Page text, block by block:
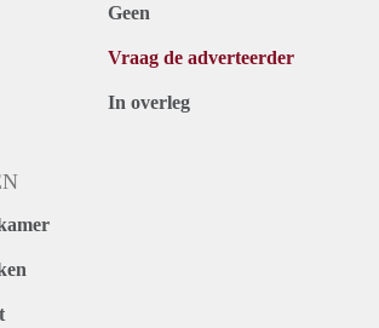
Geen
Vraag de adverteerder
In overleg